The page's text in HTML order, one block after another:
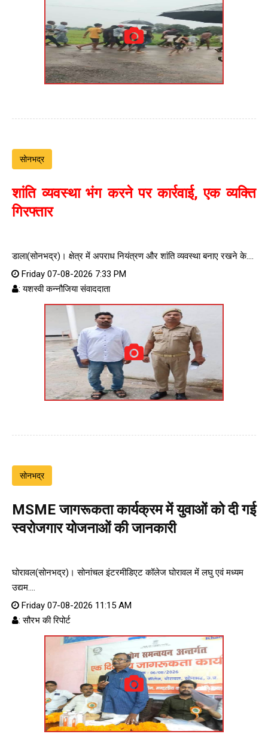
सोनभद्र
शांति व्यवस्था भंग करने पर कार्रवाई, एक व्यक्ति
गिरफ्तार
डाला(सोनभद्र)। क्षेत्र में अपराध नियंत्रण और शांति व्यवस्था बनाए रखने के....
Friday 07-08-2026 7:33 PM
: यशस्वी कन्नौजिया संवाददाता
सोनभद्र
MSME जागरूकता कार्यक्रम में युवाओं को दी गई
स्वरोजगार योजनाओं की जानकारी
घोरावल(सोनभद्र)। सोनांचल इंटरमीडिएट कॉलेज घोरावल में लघु एवं मध्यम
उद्यम....
Friday 07-08-2026 11:15 AM
: सौरभ की रिपोर्ट